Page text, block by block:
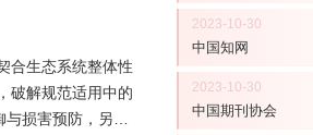
合生态系统整体性
破解规范适用中的
损害预防，另一
2023-10-30
中国知网
2023-10-30
中国期刊协会